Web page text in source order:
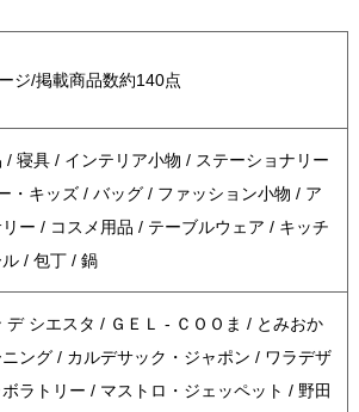
ジ/掲載商品数約140点
/ 寝具 / インテリア小物 / ステーショナリー
・キッズ / バッグ / ファッション小物 / ア
ー / コスメ用品 / テーブルウェア / キッチ
ル / 包丁 / 鍋
デ シエスタ / ＧＥＬ - ＣＯＯま / とみおか
ング / カルデサック・ジャポン / ワラデザ
ラトリー / マストロ・ジェッペット / 野田